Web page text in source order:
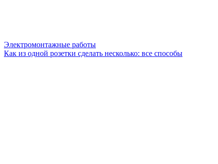
Электромонтажные работы
Как из одной розетки сделать несколько: все способы